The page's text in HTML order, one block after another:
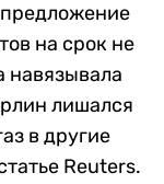
предложение
на срок не
навязывала
лишался
в другие
Reuters.